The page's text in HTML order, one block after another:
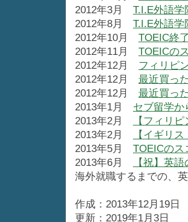
2012年3月 T.I.E外語
2012年8月 T.I.E外語学
2012年10月 TOEIC終
2012年11月 TOEICの
2012年12月 フィリピ
2012年12月 最近買っ
2012年12月 最近買っ
2013年1月 セブ留学
2013年2月
【フィリ
2013年2月
【イギリ
2013年5月 TOEICの
2013年6月
【祝】英
海外就職するまでの、
作成：2013年12月19日
更新：2019年1月3日